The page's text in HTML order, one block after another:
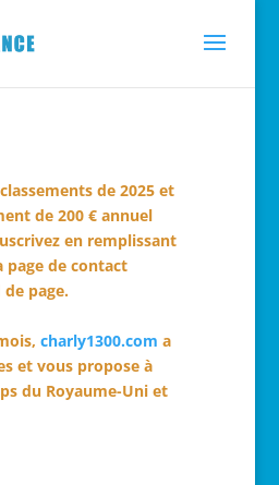
de 2025 et
de 200 € annuel
en remplissant
page de contact
page.
charly1300.com a
et vous propose à
du Royaume-Uni et